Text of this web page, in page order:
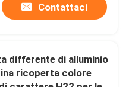
Contattaci
differente di alluminio
ricoperta colore